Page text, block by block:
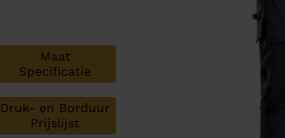
Maat
Specificatie
Druk- en Borduur
Prijslijst